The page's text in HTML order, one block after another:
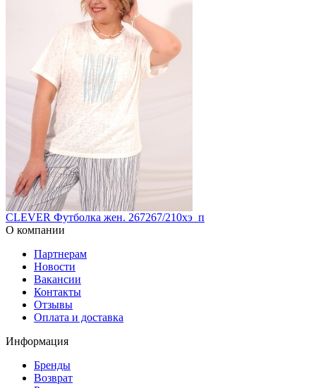
CLEVER Футболка жен. 267267/210хэ_п
О компании
Партнерам
Новости
Вакансии
Контакты
Отзывы
Оплата и доставка
Информация
Бренды
Возврат